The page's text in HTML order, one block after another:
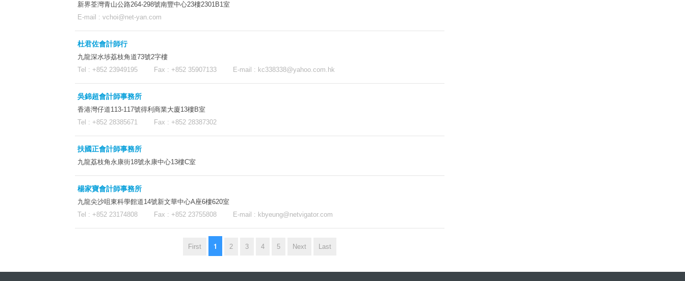
新界荃灣青山公路264-298號南豐中心23樓2301B1室
E-mail : vchoi@net-yan.com
杜君佐會計師行
九龍深水埗荔枝角道73號2字樓
Tel : +852 23949195 Fax : +852 35907133 E-mail : kc338338@yahoo.com.hk
吳錦超會計師事務所
香港灣仔道113-117號得利商業大廈13樓B室
Tel : +852 28385671 Fax : +852 28387302
扶國正會計師事務所
九龍荔枝角永康街18號永康中心13樓C室
楊家寶會計師事務所
九龍尖沙咀東科學館道14號新文華中心A座6樓620室
Tel : +852 23174808 Fax : +852 23755808 E-mail : kbyeung@netvigator.com
First 1 2 3 4 5 Next Last